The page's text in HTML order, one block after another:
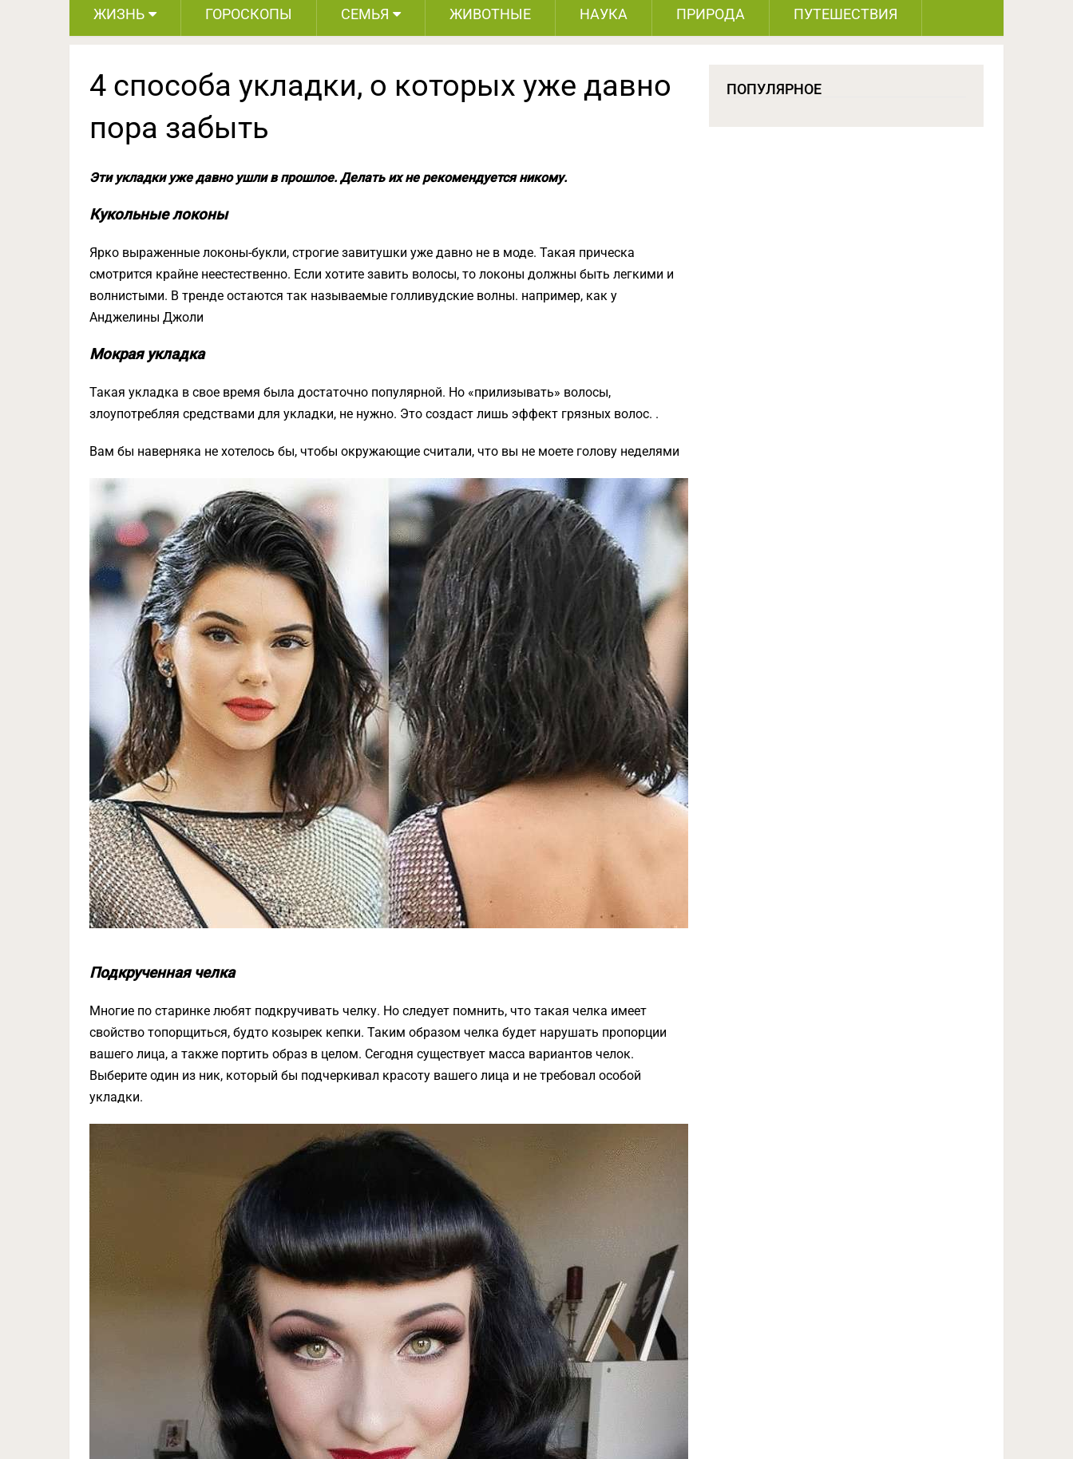
ЖИЗНЬ ГОРОСКОПЫ СЕМЬЯ ЖИВОТНЫЕ НАУКА ПРИРОДА ПУТЕШЕСТВИЯ
4 способа укладки, о которых уже давно
пора забыть
Эти укладки уже давно ушли в прошлое. Делать их не рекомендуется никому.
Кукольные локоны
Ярко выраженные локоны-букли, строгие завитушки уже давно не в моде. Такая прическа
смотрится крайне неестественно. Если хотите завить волосы, то локоны должны быть легкими и
волнистыми. В тренде остаются так называемые голливудские волны. например, как у
Анджелины Джоли
Мокрая укладка
Такая укладка в свое время была достаточно популярной. Но «прилизывать» волосы,
злоупотребляя средствами для укладки, не нужно. Это создаст лишь эффект грязных волос. .
Вам бы наверняка не хотелось бы, чтобы окружающие считали, что вы не моете голову неделями
Подкрученная челка
Многие по старинке любят подкручивать челку. Но следует помнить, что такая челка имеет
свойство топорщиться, будто козырек кепки. Таким образом челка будет нарушать пропорции
вашего лица, а также портить образ в целом. Сегодня существует масса вариантов челок.
Выберите один из ник, который бы подчеркивал красоту вашего лица и не требовал особой
укладки.
ПОПУЛЯРНОЕ